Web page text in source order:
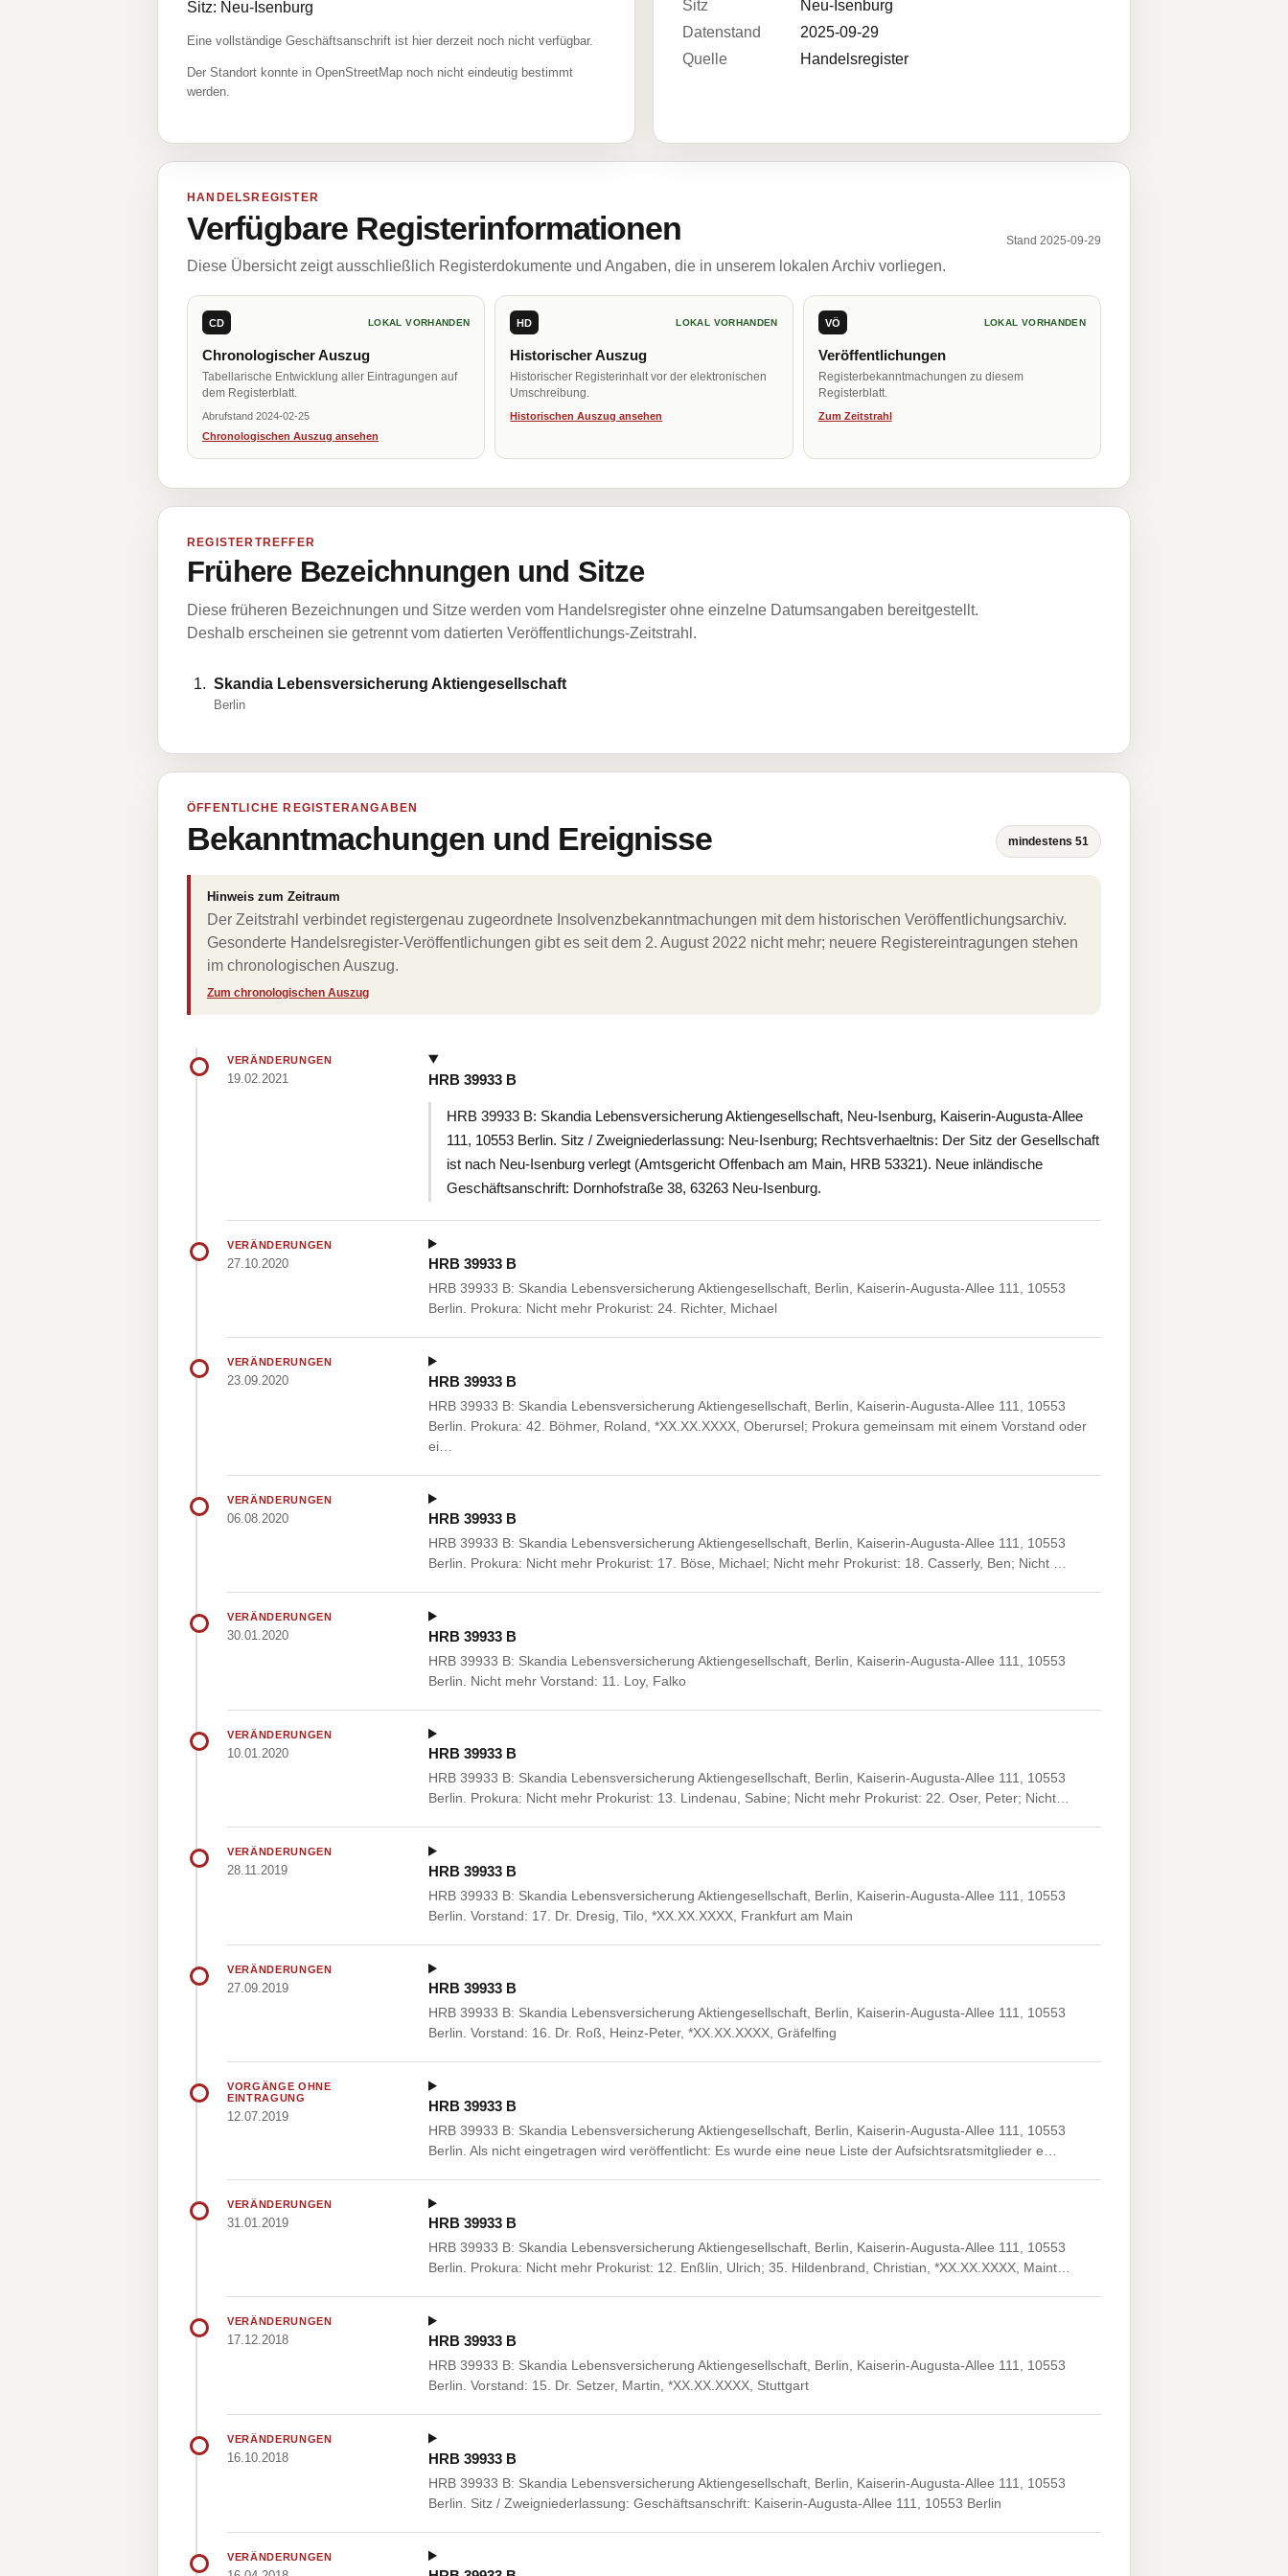
Sitz: Neu-Isenburg
Eine vollständige Geschäftsanschrift ist hier derzeit noch nicht verfügbar.
Der Standort konnte in OpenStreetMap noch nicht eindeutig bestimmt
werden.
Sitz
Neu-Isenburg
Datenstand
2025-09-29
Quelle
Handelsregister
HANDELSREGISTER
Verfügbare Registerinformationen Stand 2025-09-29
Diese Übersicht zeigt ausschließlich Registerdokumente und Angaben, die in unserem lokalen Archiv vorliegen.
CD LOKAL VORHANDEN
Chronologischer Auszug
Tabellarische Entwicklung aller Eintragungen auf
dem Registerblatt.
Abrufstand 2024-02-25
Chronologischen Auszug ansehen
HD LOKAL VORHANDEN
Historischer Auszug
Historischer Registerinhalt vor der elektronischen
Umschreibung.
Historischen Auszug ansehen
VÖ LOKAL VORHANDEN
Veröffentlichungen
Registerbekanntmachungen zu diesem
Registerblatt.
Zum Zeitstrahl
REGISTERTREFFER
Frühere Bezeichnungen und Sitze
Diese früheren Bezeichnungen und Sitze werden vom Handelsregister ohne einzelne Datumsangaben bereitgestellt.
Deshalb erscheinen sie getrennt vom datierten Veröffentlichungs-Zeitstrahl.
Skandia Lebensversicherung Aktiengesellschaft
Berlin
ÖFFENTLICHE REGISTERANGABEN
Bekanntmachungen und Ereignisse mindestens 51
Hinweis zum Zeitraum
Der Zeitstrahl verbindet registergenau zugeordnete Insolvenzbekanntmachungen mit dem historischen Veröffentlichungsarchiv.
Gesonderte Handelsregister-Veröffentlichungen gibt es seit dem 2. August 2022 nicht mehr; neuere Registereintragungen stehen
im chronologischen Auszug.
Zum chronologischen Auszug
VERÄNDERUNGEN
19.02.2021 HRB 39933 B
HRB 39933 B: Skandia Lebensversicherung Aktiengesellschaft, Neu-Isenburg, Kaiserin-Augusta-Allee
111, 10553 Berlin. Sitz / Zweigniederlassung: Neu-Isenburg; Rechtsverhaeltnis: Der Sitz der Gesellschaft
ist nach Neu-Isenburg verlegt (Amtsgericht Offenbach am Main, HRB 53321). Neue inländische
Geschäftsanschrift: Dornhofstraße 38, 63263 Neu-Isenburg.
VERÄNDERUNGEN
27.10.2020 HRB 39933 B
HRB 39933 B: Skandia Lebensversicherung Aktiengesellschaft, Berlin, Kaiserin-Augusta-Allee 111, 10553
Berlin. Prokura: Nicht mehr Prokurist: 24. Richter, Michael
VERÄNDERUNGEN
23.09.2020 HRB 39933 B
HRB 39933 B: Skandia Lebensversicherung Aktiengesellschaft, Berlin, Kaiserin-Augusta-Allee 111, 10553
Berlin. Prokura: 42. Böhmer, Roland, *XX.XX.XXXX, Oberursel; Prokura gemeinsam mit einem Vorstand oder
ei…
VERÄNDERUNGEN
06.08.2020 HRB 39933 B
HRB 39933 B: Skandia Lebensversicherung Aktiengesellschaft, Berlin, Kaiserin-Augusta-Allee 111, 10553
Berlin. Prokura: Nicht mehr Prokurist: 17. Böse, Michael; Nicht mehr Prokurist: 18. Casserly, Ben; Nicht …
VERÄNDERUNGEN
30.01.2020 HRB 39933 B
HRB 39933 B: Skandia Lebensversicherung Aktiengesellschaft, Berlin, Kaiserin-Augusta-Allee 111, 10553
Berlin. Nicht mehr Vorstand: 11. Loy, Falko
VERÄNDERUNGEN
10.01.2020 HRB 39933 B
HRB 39933 B: Skandia Lebensversicherung Aktiengesellschaft, Berlin, Kaiserin-Augusta-Allee 111, 10553
Berlin. Prokura: Nicht mehr Prokurist: 13. Lindenau, Sabine; Nicht mehr Prokurist: 22. Oser, Peter; Nicht…
VERÄNDERUNGEN
28.11.2019 HRB 39933 B
HRB 39933 B: Skandia Lebensversicherung Aktiengesellschaft, Berlin, Kaiserin-Augusta-Allee 111, 10553
Berlin. Vorstand: 17. Dr. Dresig, Tilo, *XX.XX.XXXX, Frankfurt am Main
VERÄNDERUNGEN
27.09.2019 HRB 39933 B
HRB 39933 B: Skandia Lebensversicherung Aktiengesellschaft, Berlin, Kaiserin-Augusta-Allee 111, 10553
Berlin. Vorstand: 16. Dr. Roß, Heinz-Peter, *XX.XX.XXXX, Gräfelfing
VORGÄNGE OHNE
EINTRAGUNG
12.07.2019
HRB 39933 B
HRB 39933 B: Skandia Lebensversicherung Aktiengesellschaft, Berlin, Kaiserin-Augusta-Allee 111, 10553
Berlin. Als nicht eingetragen wird veröffentlicht: Es wurde eine neue Liste der Aufsichtsratsmitglieder e…
VERÄNDERUNGEN
31.01.2019 HRB 39933 B
HRB 39933 B: Skandia Lebensversicherung Aktiengesellschaft, Berlin, Kaiserin-Augusta-Allee 111, 10553
Berlin. Prokura: Nicht mehr Prokurist: 12. Enßlin, Ulrich; 35. Hildenbrand, Christian, *XX.XX.XXXX, Maint…
VERÄNDERUNGEN
17.12.2018 HRB 39933 B
HRB 39933 B: Skandia Lebensversicherung Aktiengesellschaft, Berlin, Kaiserin-Augusta-Allee 111, 10553
Berlin. Vorstand: 15. Dr. Setzer, Martin, *XX.XX.XXXX, Stuttgart
VERÄNDERUNGEN
16.10.2018 HRB 39933 B
HRB 39933 B: Skandia Lebensversicherung Aktiengesellschaft, Berlin, Kaiserin-Augusta-Allee 111, 10553
Berlin. Sitz / Zweigniederlassung: Geschäftsanschrift: Kaiserin-Augusta-Allee 111, 10553 Berlin
VERÄNDERUNGEN